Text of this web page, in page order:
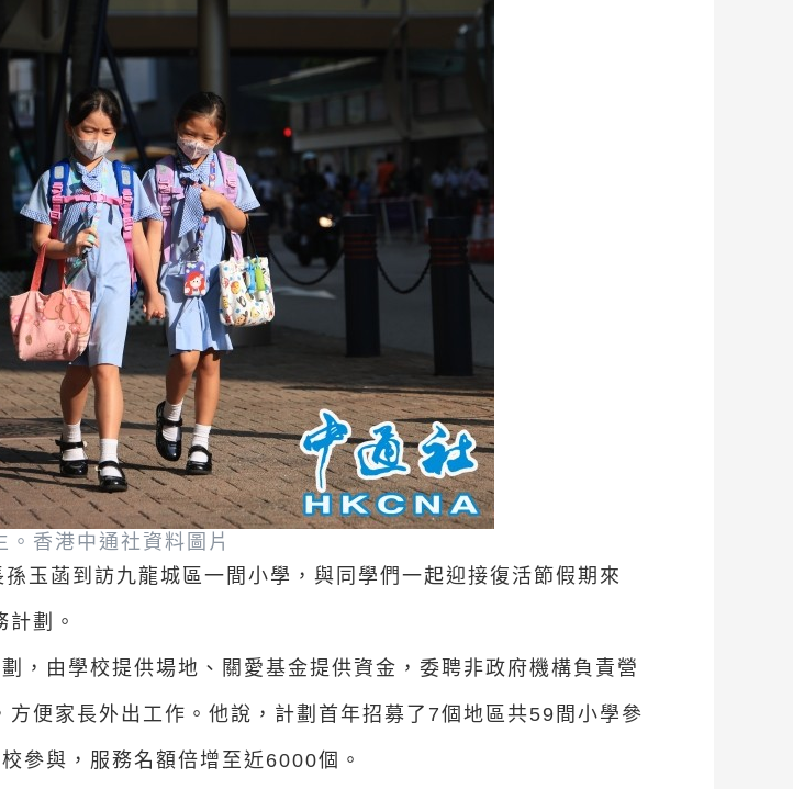
。香港中通社資料圖片
玉菡到訪九龍城區一間小學，與同學們一起迎接復活節假期來
劃。
，由學校提供場地、關愛基金提供資金，委聘非政府機構負責營
便家長外出工作。他說，計劃首年招募了7個地區共59間小學參
參與，服務名額倍增至近6000個。